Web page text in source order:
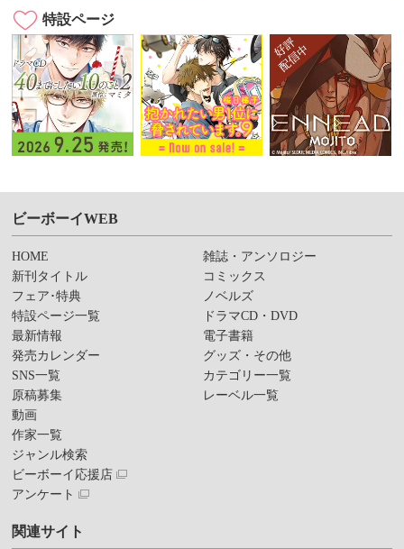
特設ページ
ビーボーイWEB
HOME
新刊タイトル
フェア･特典
特設ページ一覧
最新情報
発売カレンダー
SNS一覧
原稿募集
動画
作家一覧
ジャンル検索
ビーボーイ応援店
アンケート
雑誌・アンソロジー
コミックス
ノベルズ
ドラマCD・DVD
電子書籍
グッズ・その他
カテゴリー一覧
レーベル一覧
関連サイト